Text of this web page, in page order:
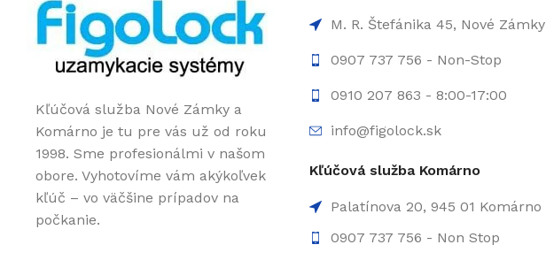
Kľúčová služba Nové Zámky a
Komárno je tu pre vás už od roku
1998. Sme profesionálmi v našom
obore. Vyhotovíme vám akýkoľvek
kľúč – vo väčšine prípadov na
počkanie.
M. R. Štefánika 45, Nové Zámky
0907 737 756 - Non-Stop
0910 207 863 - 8:00-17:00
info@figolock.sk
Kľúčová služba Komárno
Palatínova 20, 945 01 Komárno
0907 737 756 - Non Stop